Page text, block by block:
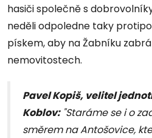
hasiči společně s
neděli odpoledne taky
pískem, aby na Žabníku
nemovitostech.
Pavel Kopiš, velitel
Koblov:"Staráme se i o
směrem na Antošovice,